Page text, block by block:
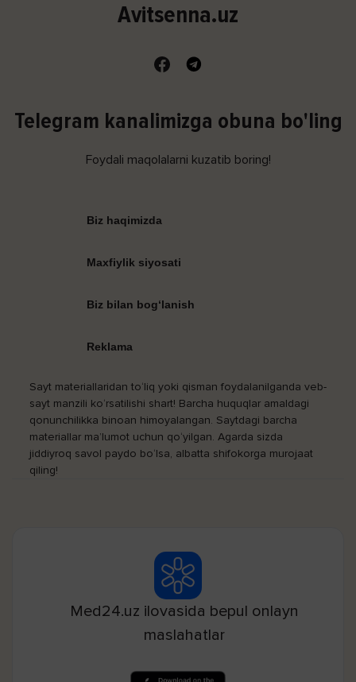
Avitsenna.uz
Telegram kanalimizga obuna bo'ling
Foydali maqolalarni kuzatib boring!
Biz haqimizda
Maxfiylik siyosati
Biz bilan bog‘lanish
Reklama
Sayt materiallaridan to‘liq yoki qisman foydalanilganda veb-
sayt manzili ko‘rsatilishi shart! Barcha huquqlar amaldagi
qonunchilikka binoan himoyalangan. Saytdagi barcha
materiallar ma’lumot uchun qo‘yilgan. Agarda sizda
jiddiyroq savol paydo bo‘lsa, albatta shifokorga murojaat
qiling!
Med24.uz ilovasida bepul onlayn
maslahatlar